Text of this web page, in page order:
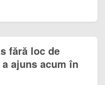
fără loc de
ajuns acum în